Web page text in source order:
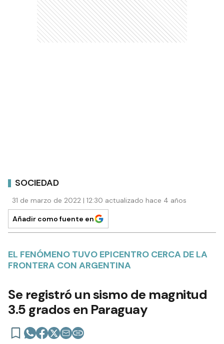
SOCIEDAD
31 de marzo de 2022 | 12:30 actualizado hace 4 años
Añadir como fuente en
EL FENÓMENO TUVO EPICENTRO CERCA DE LA
FRONTERA CON ARGENTINA
Se registró un sismo de magnitud
3.5 grados en Paraguay